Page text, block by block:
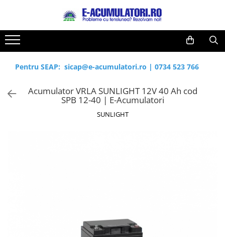
Toate Produsele
Acumulatori, Baterii si Incarcatoare
Uzuale
Baterii alcaline
Incarcatoare acumulatori
Reduceri de vara
Cabluri
Acumulatori
Prelungitoare
Panouri fotovoltaice
Pentru SEAP: sicap@e-acumulatori.ro | 0734 523 766
Acumulator VRLA SUNLIGHT 12V 40 Ah cod
SPB 12-40 | E-Acumulatori
SUNLIGHT